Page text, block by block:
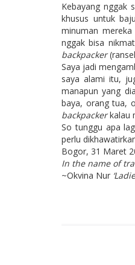
Kebayang nggak
khusus untuk
minuman
nggak bisa
backpacker
Saya jadi
saya alami itu,
manapun yang
baya, orang tua,
backpackerkalau
So tunggu apa
perlu
Bogor, 31 Maret
In the name of
~Okvina Nur